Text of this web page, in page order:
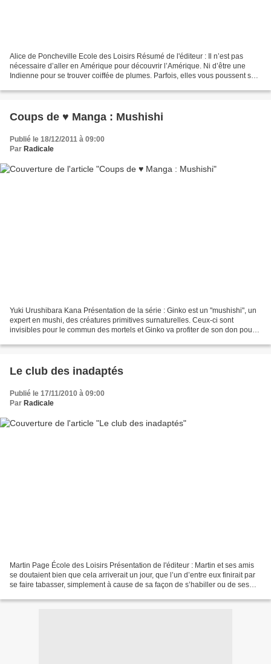
Alice de Poncheville Ecole des Loisirs Résumé de l'éditeur : Il n’est pas
nécessaire d’aller en Amérique pour découvrir l’Amérique. Ni d’être une
Indienne pour se trouver coiffée de plumes. Parfois, elles vous poussent sur
Coups de ♥ Manga : Mushishi
Publié le 18/12/2011 à 09:00
Par Radicale
Yuki Urushibara Kana Présentation de la série : Ginko est un "mushishi", un
expert en mushi, des créatures primitives surnaturelles. Ceux-ci sont
invisibles pour le commun des mortels et Ginko va profiter de son don pour
Le club des inadaptés
Publié le 17/11/2010 à 09:00
Par Radicale
Martin Page École des Loisirs Présentation de l'éditeur : Martin et ses amis
se doutaient bien que cela arriverait un jour, que l’un d’entre eux finirait par
se faire tabasser, simplement à cause de sa façon de s’habiller ou de ses